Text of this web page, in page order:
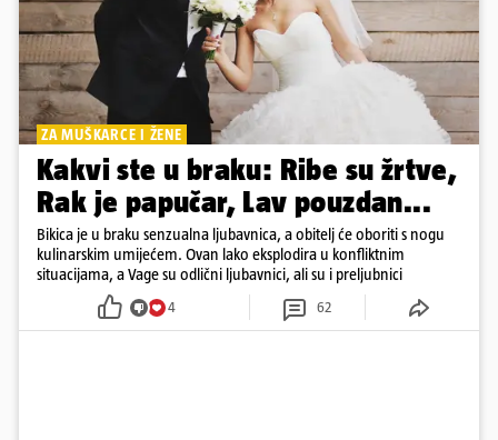
ZA MUŠKARCE I ŽENE
Kakvi ste u braku: Ribe su žrtve,
Rak je papučar, Lav pouzdan...
Bikica je u braku senzualna ljubavnica, a obitelj će oboriti s nogu
kulinarskim umijećem. Ovan lako eksplodira u konfliktnim
situacijama, a Vage su odlični ljubavnici, ali su i preljubnici
4 62